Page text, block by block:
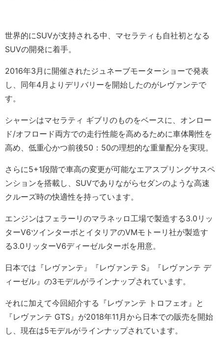
世界的にSUVが支持される中、マセラティも自社初となる
SUVの開発に着手。
2016年3月に開催されたジュネーブモーターショーで発表
し、同年4月よりデリバリーを開始したのがレヴァンテで
す。
シャーシはマセラティ ギブリのものをベースに、オンロー
ド/オフロード両方での走行性能を高めるために車体剛性を
高め、低重心かつ前後50：50の理想的な重量配分を実現。
さらに5+1段階で車高の変更が可能なエアスプリングサスペ
ンションを搭載し、SUVでありながらセダンのような高速
クルーズ時の快適性を持っています。
エンジンはフェラーリのマラネッロ工場で製造する3.0リッ
ターV6ツインターボとイタリアのVMモトーリ社が製造す
る3.0リッターV6ディーゼルターボを用意。
日本では『レヴァンテ』『レヴァンテ S』『レヴァンテ デ
ィーゼル』の3モデルがラインナップされています。
それに加えて今回紹介する『レヴァンテ トロフェオ』と
『レヴァンテ GTS』が2018年11月から日本での販売を開始
し、現在は5モデルがラインナップされています。